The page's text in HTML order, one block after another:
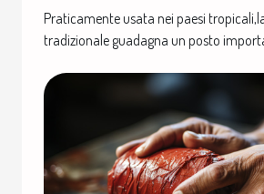
guarigione del covid-
Praticamente usata nei paesi
tradizionale guadagna un posto